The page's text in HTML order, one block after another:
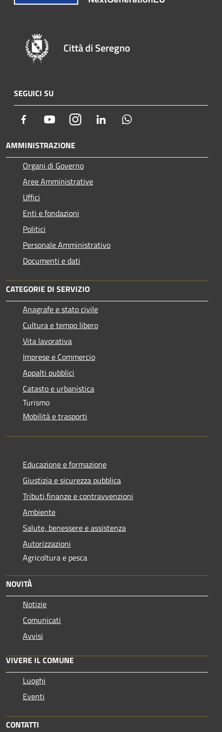
Città di Seregno
SEGUICI SU
Facebook YoutubeInstagram LinkedIn
AMMINISTRAZIONE
Organi di Governo
Aree Amministrative
Uffici
Enti e fondazioni
Politici
Personale Amministrativo
Documenti e dati
CATEGORIE DI SERVIZIO
Anagrafe e stato civile
Cultura e tempo libero
Vita lavorativa
Imprese e Commercio
Appalti pubblici
Catasto e urbanistica
Turismo
Mobilità e trasporti
Educazione e formazione
Giustizia e sicurezza pubblica
Tributi,finanze e contravvenzioni
Ambiente
Salute, benessere e assistenza
Autorizzazioni
Agricoltura e pesca
NOVITÀ
Notizie
Comunicati
Avvisi
VIVERE IL COMUNE
Luoghi
Eventi
CONTATTI